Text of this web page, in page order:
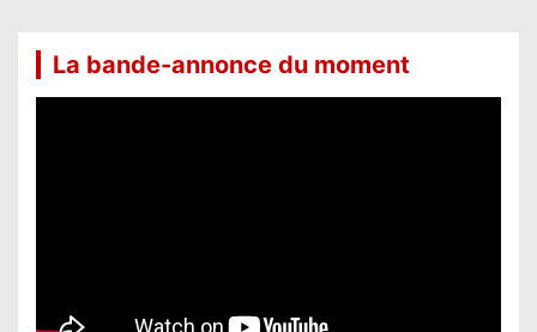
La bande-annonce du moment